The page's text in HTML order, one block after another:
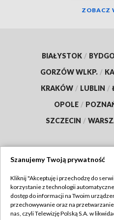
ZOBACZ
BIAŁYSTOK /
GORZÓW WLKP. /
KRAKÓW / LUBLIN /
OPOLE /
SZCZECIN /
Abonament TVP
Szanujemy Twoją prywatność
Kliknij "Akceptuję i przechodzę do
korzystanie z technologii
dostęp do informacji na Twoim
przechowywanie oraz na
nas, czyli Telewizję Polską S.A. w